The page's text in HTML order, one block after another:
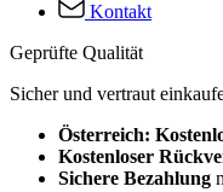
Kontakt
Geprüfte Qualität
Sicher und vertraut
Österreich:
Kostenloser
Sichere Bezahlung